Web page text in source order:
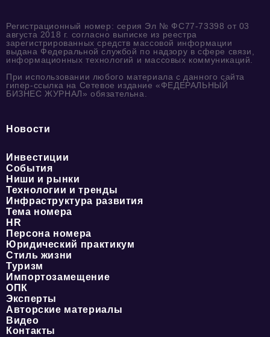
Регистрационный номер: серия Эл № ФС77-73398 от 03
августа 2018 г. согласно выписке из реестра
зарегистрированных средств массовой информации
выдана Федеральной службой по надзору в сфере связи,
информационных технологий и массовых коммуникаций.
При использовании любого материала с данного сайта
гипер-ссылка на Сетевое издание «ФЕДЕРАЛЬНЫЙ
БИЗНЕС ЖУРНАЛ» обязательна.
Новости
Инвестиции
События
Ниши и рынки
Технологии и тренды
Инфраструктура развития
Тема номера
HR
Персона номера
Юридический практикум
Стиль жизни
Туризм
Импортозамещение
ОПК
Эксперты
Авторские материалы
Видео
Контакты